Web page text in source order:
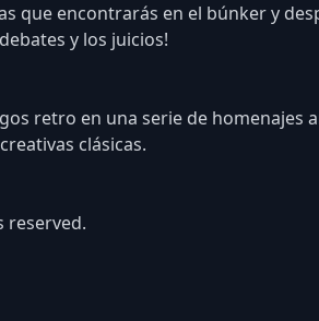
que encontrarás en el búnker y
y los juicios!
retro en una serie de homenajes
clásicas.
reserved.